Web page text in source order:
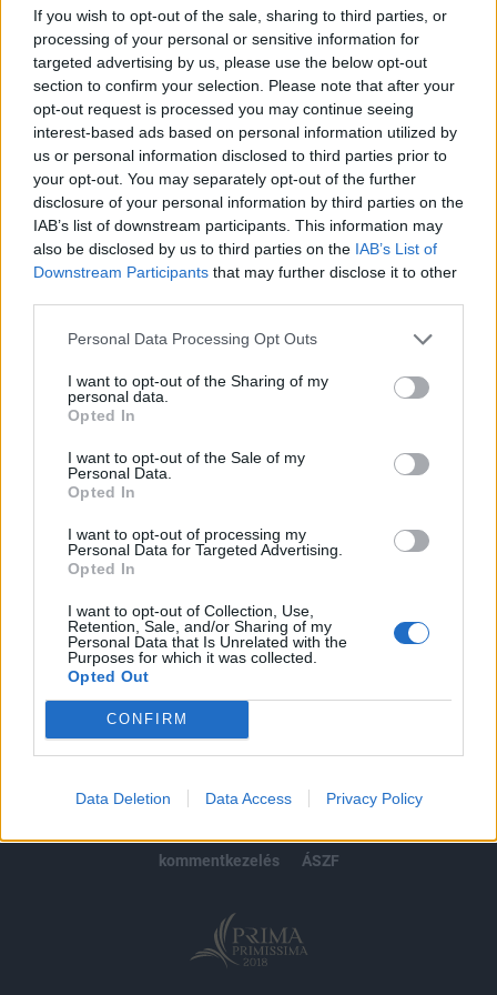
If you wish to opt-out of the sale, sharing to third parties, or
processing of your personal or sensitive information for
targeted advertising by us, please use the below opt-out
section to confirm your selection. Please note that after your
opt-out request is processed you may continue seeing
interest-based ads based on personal information utilized by
us or personal information disclosed to third parties prior to
your opt-out. You may separately opt-out of the further
disclosure of your personal information by third parties on the
IAB’s list of downstream participants. This information may
also be disclosed by us to third parties on the IAB’s List of
Downstream Participants that may further disclose it to other
Personal Data Processing Opt Outs
I want to opt-out of the Sharing of my
personal data.
Opted In
I want to opt-out of the Sale of my
Personal Data.
Opted In
I want to opt-out of processing my
Personal Data for Targeted Advertising.
Opted In
I want to opt-out of Collection, Use,
Retention, Sale, and/or Sharing of my
Personal Data that Is Unrelated with the
Purposes for which it was collected.
Opted Out
CONFIRM
Data Deletion Data Access Privacy Policy
ajánlat szerint ez év január 1-jétől tíz és 2020. január 1-jétől
további tíz százalékkal emelnék a béreket.Ezt az ajánlatot
az Audi Hungária Független Szakszervezete (AHFSZ)
azonban nem fogadta el, s hétfőn megalakították a
sztrájkbizottságot. A tájékoztatás szerint a sztrájkbizottság
megalakulása óta intenzívebben...
KEDVES OLVASÓNK!
A keresett cikk a portfolio.hu hírarchívumához
Portfolio.hu teljes cikkarchívum
Kötéslisták: BÉT elmúlt 2 év napon belüli
MÁR ELŐFIZETŐNK VAGY?
© 2026 Portfolio
impresszum
jogi nyilatkozat
süti beállítások
kommentkezelés
ÁSZF